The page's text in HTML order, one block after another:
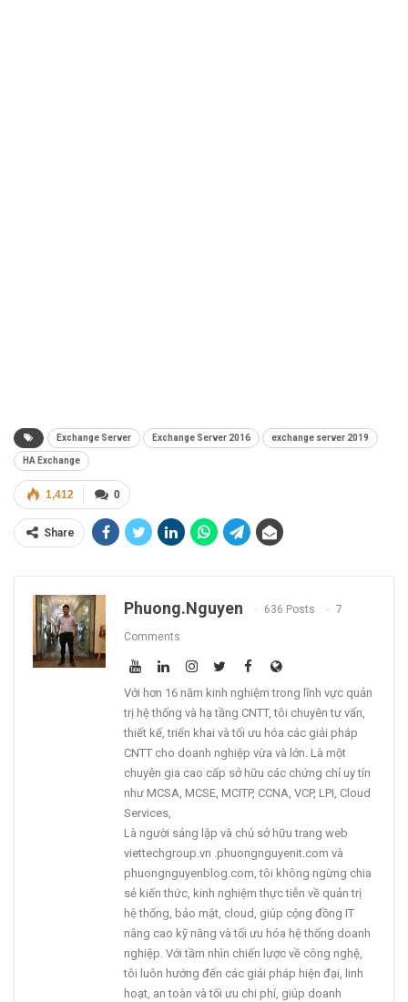
Exchange Server Exchange Server 2016 exchange server 2019
HA Exchange
0
1,412
Share
Phuong.nguyen 636 Posts 7
Comments
Với hơn 16 năm kinh nghiệm trong lĩnh vực quản
trị hệ thống và hạ tầng CNTT, tôi chuyên tư vấn,
thiết kế, triển khai và tối ưu hóa các giải pháp
CNTT cho doanh nghiệp vừa và lớn. Là một
chuyên gia cao cấp sở hữu các chứng chỉ uy tín
như MCSA, MCSE, MCITP, CCNA, VCP, LPI, Cloud
Services,
Là người sáng lập và chủ sở hữu trang web
viettechgroup.vn .phuongnguyenit.com và
phuongnguyenblog.com, tôi không ngừng chia
sẻ kiến thức, kinh nghiệm thực tiễn về quản trị
hệ thống, bảo mật, cloud, giúp cộng đồng IT
nâng cao kỹ năng và tối ưu hóa hệ thống doanh
nghiệp. Với tầm nhìn chiến lược về công nghệ,
tôi luôn hướng đến các giải pháp hiện đại, linh
hoạt, an toàn và tối ưu chi phí, giúp doanh